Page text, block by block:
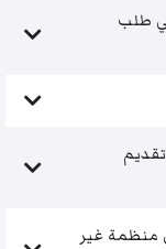
طلب
منظمة غير